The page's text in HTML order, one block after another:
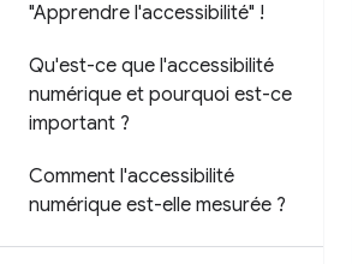
"Apprendre l'accessibilité" !
Qu'est-ce que l'accessibilité
numérique et pourquoi est-ce
important ?
Comment l'accessibilité
numérique est-elle mesurée ?